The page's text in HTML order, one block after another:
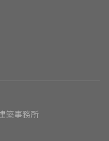
築事務所